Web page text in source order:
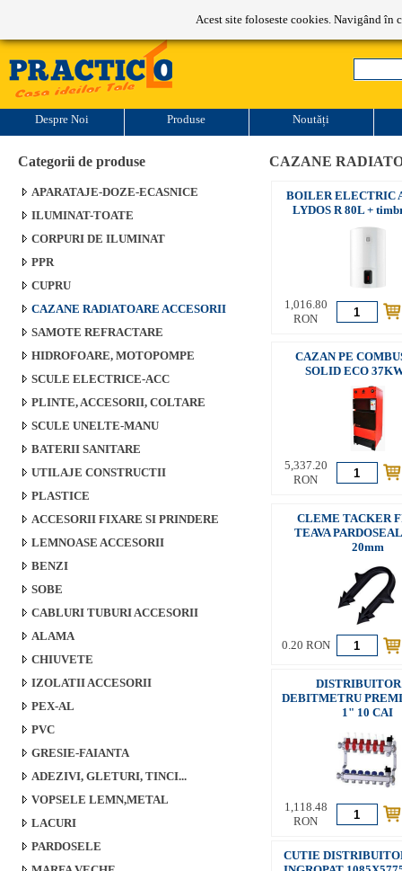
Despre Noi Produse Noutăți
CAZANE
BOILER ELECTRIC
LYDOS R 80L +
1,016.80
RON
CAZAN PE
SOLID ECO
5,337.20
RON
CLEME TACKER
TEAVA
20mm
0.20 RON
DISTRIBUITOR
DEBITMETRU
1" 10 CAI
1,118.48
RON
CUTIE
Categorii de produse
APARATAJE-DOZE-ECASNICE
ILUMINAT-TOATE
CORPURI DE ILUMINAT
PPR
CUPRU
CAZANE RADIATOARE ACCESORII
SAMOTE REFRACTARE
HIDROFOARE, MOTOPOMPE
SCULE ELECTRICE-ACC
PLINTE, ACCESORII, COLTARE
SCULE UNELTE-MANU
BATERII SANITARE
UTILAJE CONSTRUCTII
PLASTICE
ACCESORII FIXARE SI PRINDERE
LEMNOASE ACCESORII
BENZI
SOBE
CABLURI TUBURI ACCESORII
ALAMA
CHIUVETE
IZOLATII ACCESORII
PEX-AL
PVC
GRESIE-FAIANTA
ADEZIVI, GLETURI, TINCI...
VOPSELE LEMN,METAL
LACURI
PARDOSELE
Acest site foloseste cookies. Navigând